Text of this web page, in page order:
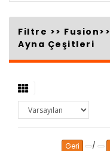
Filtre >> Fusion>>
Ayna Çeşitleri
Geri /